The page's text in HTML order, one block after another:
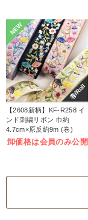
NEW
巻/Roll
【2608新柄】KF-R258 イ
ンド刺繍リボン 巾約
4.7cm×原反約9m (巻)
卸価格は会員のみ公開